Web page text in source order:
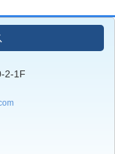
2-1F